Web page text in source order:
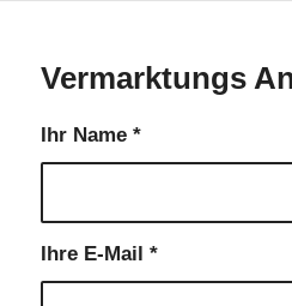
Vermarktungs
Ihr Name *
Ihre E-Mail *